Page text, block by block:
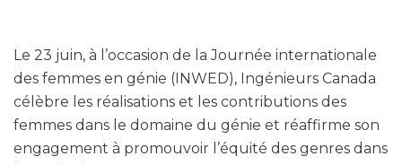
Le 23 juin, à l’occasion de la Journée internationale
des femmes en génie (INWED), Ingénieurs Canada
célèbre les réalisations et les contributions des
femmes dans le domaine du génie et réaffirme son
engagement à promouvoir l’équité des genres dans